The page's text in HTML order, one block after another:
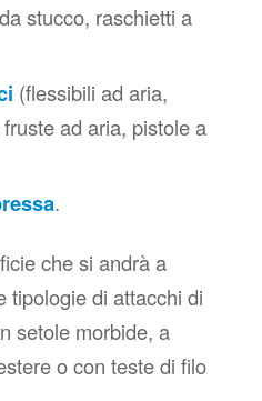
stucco, raschietti a
(flessibili ad aria,
ad aria, pistole a
.
che si andrà a
tipologie di attacchi di
setole morbide, a
o con teste di filo